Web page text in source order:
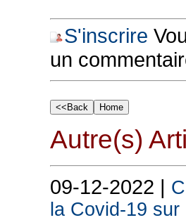
S'inscrire
un
Autre(s)
09-12-2022 |
la Covid-19